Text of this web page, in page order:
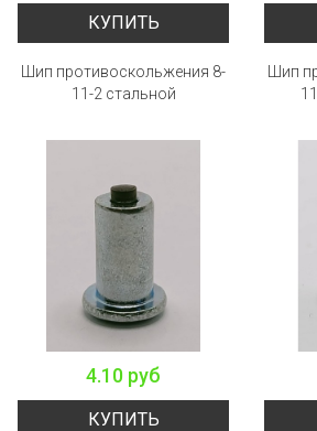
КУПИТЬ
Шип противоскольжения 8-
11-2 стальной
Шип
4.10 руб
КУПИТЬ